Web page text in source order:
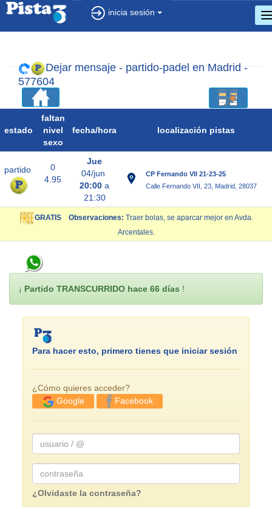
inicia sesión
Dejar mensaje - partido-padel en Madrid -
577604
estado
faltan
nivel
sexo
fecha/hora localización pistas
partido
0
4.95
Jue
04/jun
20:00 a
21:30
CP Fernando VII 21-23-25
Calle Fernando VII, 23, Madrid, 28037
GRATIS Observaciones: Traer bolas, se aparcar mejor en Avda.
Arcentales.
¡ Partido TRANSCURRIDO hace 66 días !
Para hacer esto, primero tienes que iniciar sesión
¿Cómo quieres acceder?
Google
Facebook
usuario
/
@
¿Olvidaste la contraseña?